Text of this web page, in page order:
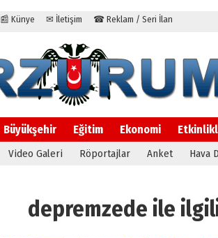
📰 Künye ✉ İletişim ☎ Reklam / Seri İlan
Büyükşehir Eğitim Ekonomi
Video Galeri Röportajlar Anket Hava
depremzede ile